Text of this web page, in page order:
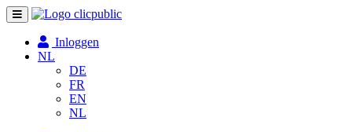
Toggle
navigation
Inloggen
NL
DE
FR
EN
NL